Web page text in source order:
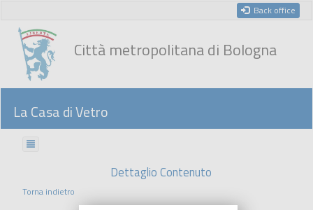
Back office
Città metropolitana di Bologna
La Casa di Vetro
Dettaglio Contenuto
Torna indietro